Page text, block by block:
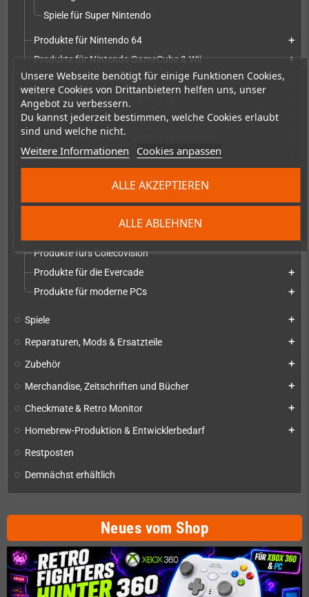
Unsere Webseite benötigt für einige Funktionen Cookies,
weitere Cookies von Drittanbietern helfen uns, unser
Angebot zu verbessern.
Du kannst jederzeit bestimmen, welche Cookies erlaubt
sind und welche nicht.
Weitere Informationen Cookies anpassen
ALLE ABLEHNEN
ALLE AKZEPTIEREN
Spiele für Super Nintendo
Produkte für Nintendo 64 add
Produkte für Nintendo GameCube & Wii add
Produkte für Nintendo Switch
Produkte für Nintendo Game Boy
Produkte für Nintendo Game Boy Color
Produkte für Nintendo Game Boy Advance
Produkte für Sony PlayStation-Reihe
Produkte fürs Colecovision
Produkte für die Evercade
add
Produkte für moderne PCs add
Spiele add
Reparaturen, Mods & Ersatzteile add
Zubehör add
Merchandise, Zeitschriften und Bücher add
Checkmate & Retro Monitor add
Homebrew-Produktion & Entwicklerbedarf add
Restposten
Demnächst erhältlich
Neues vom Shop